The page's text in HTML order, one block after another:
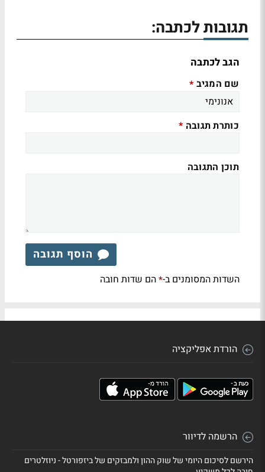
תגובות לכתבה:
הגב לכתבה
שם המגיב *
כותרת תגובה *
תוכן התגובה
הוסף תגובה
השדות המסומנים ב-*הם שדות חובה
הורדת אפליקציה
הרשמה לדיוור
הירשם לסיכום היומי של שוק ההון ולמבזקים של ביזפורטל - ניוזלטרים